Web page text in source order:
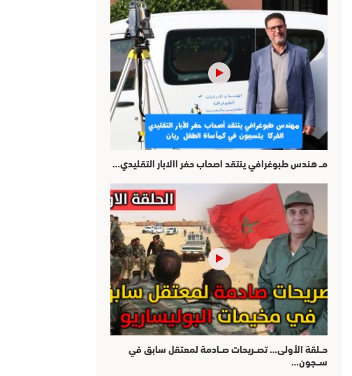
مــ هندس طبوغرافي ينتقد اصحاب حفر االابار التقليدي…
حــلقة الأولى… تصــريحات صــادمة لمعتقل سابق في
ســجون…